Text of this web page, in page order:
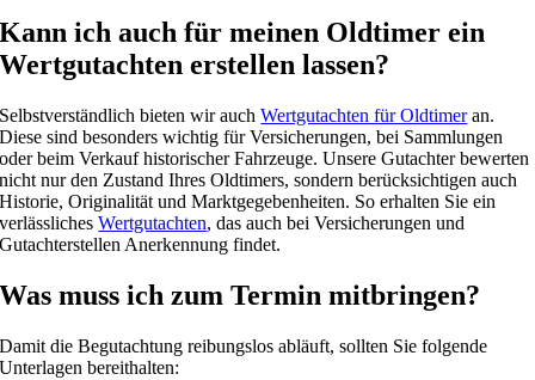
Kann ich auch für meinen Oldtimer ein
Wertgutachten erstellen lassen?
Selbstverständlich bieten wir auchWertgutachten für Oldtimeran.
Diese sind besonders wichtig für Versicherungen, bei Sammlungen
oder beim Verkauf historischer Fahrzeuge. Unsere Gutachter bewerten
nicht nur den Zustand Ihres Oldtimers, sondern berücksichtigen auch
Historie, Originalität und Marktgegebenheiten. So erhalten Sie ein
verlässlichesWertgutachten, das auch bei Versicherungen und
Gutachterstellen Anerkennung findet.
Was muss ich zum Termin mitbringen?
Damit die Begutachtung reibungslos abläuft, sollten Sie folgende
Unterlagen bereithalten: